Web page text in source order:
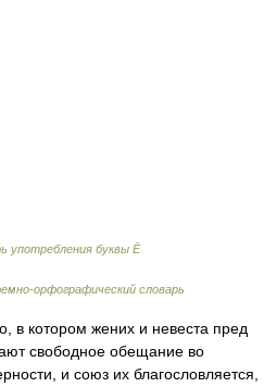
употребления буквы Ё
орфографический словарь
в котором жених и невеста пред
свободное обещание во
и союз их благословляется,